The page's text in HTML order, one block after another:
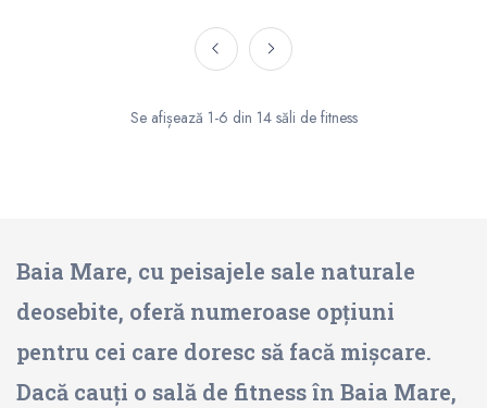
Se afișează 1-6 din 14 săli de fitness
Baia Mare, cu peisajele sale naturale
deosebite, oferă numeroase opțiuni
pentru cei care doresc să facă mișcare.
Dacă cauți o sală de fitness în Baia Mare,